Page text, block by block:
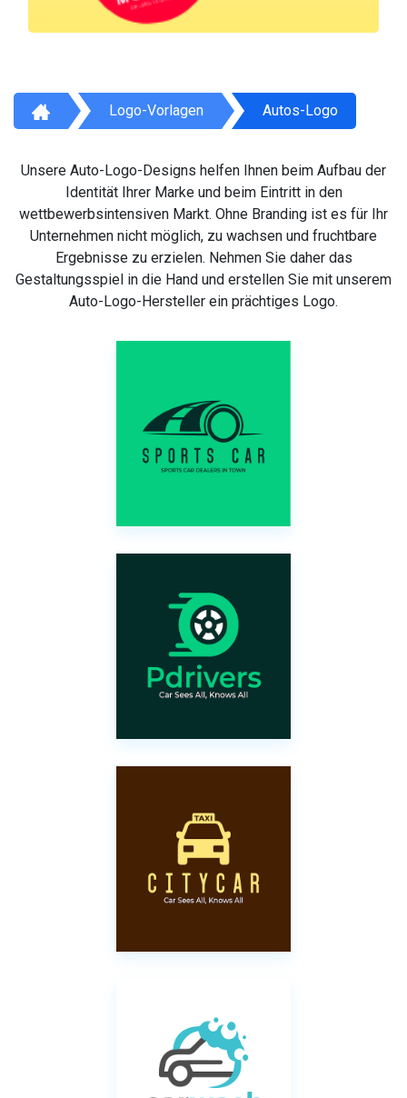
Logo-Vorlagen Autos-Logo
Unsere Auto-Logo-Designs helfen Ihnen beim Aufbau der
Identität Ihrer Marke und beim Eintritt in den
wettbewerbsintensiven Markt. Ohne Branding ist es für Ihr
Unternehmen nicht möglich, zu wachsen und fruchtbare
Ergebnisse zu erzielen. Nehmen Sie daher das
Gestaltungsspiel in die Hand und erstellen Sie mit unserem
Auto-Logo-Hersteller ein prächtiges Logo.